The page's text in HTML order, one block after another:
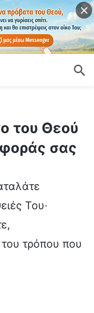
του Θεού
σας
Του·
τρόπου που